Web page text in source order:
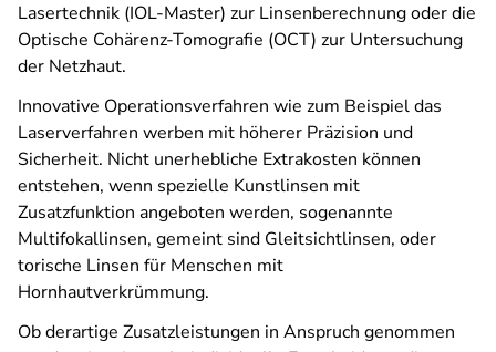
Lasertechnik (IOL-Master) zur Linsenberechnung oder die
Optische Cohärenz-Tomografie (OCT) zur Untersuchung
der Netzhaut.
Innovative Operationsverfahren wie zum Beispiel das
Laserverfahren werben mit höherer Präzision und
Sicherheit. Nicht unerhebliche Extrakosten können
entstehen, wenn spezielle Kunstlinsen mit
Zusatzfunktion angeboten werden, sogenannte
Multifokallinsen, gemeint sind Gleitsichtlinsen, oder
torische Linsen für Menschen mit
Hornhautverkrümmung.
Ob derartige Zusatzleistungen in Anspruch genommen